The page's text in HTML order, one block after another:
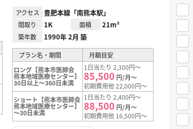
アクセス 豊肥本線「南熊本駅」
間取り 1K 面積 21m²
築年数 1990年 2月 築
プラン名・期間
月額目安
ロング【熊本市医師会
熊本地域医療センター】
30日以上～360日未満
1日当たり 2,300円～
85,500 円/月～
初期費用他 22,000円～
ショート【熊本市医師会
熊本地域医療センター】
～30日未満
1日当たり 2,400円～
88,500 円/月～
初期費用他 16,500円～